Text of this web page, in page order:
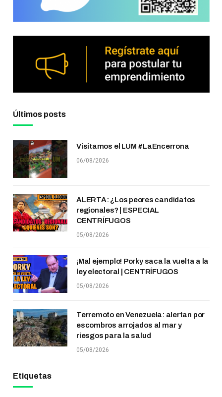
Últimos posts
Visitamos el LUM #LaEncerrona
06/08/2026
ALERTA: ¿Los peores candidatos
regionales? | ESPECIAL
CENTRÍFUGOS
05/08/2026
¡Mal ejemplo! Porky saca la vuelta a la
ley electoral | CENTRÍFUGOS
05/08/2026
Terremoto en Venezuela: alertan por
escombros arrojados al mar y
riesgos para la salud
05/08/2026
Etiquetas